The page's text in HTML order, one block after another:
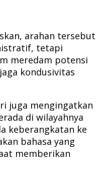
arahan tersebut
tetapi
meredam potensi
kondusivitas
juga mengingatkan
di wilayahnya
keberangkatan ke
bahasa yang
memberikan